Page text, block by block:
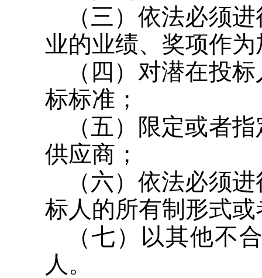
（三）依法必须
业的业绩、奖项作
（四）对潜在投
标标准；
（五）限定或者
供应商；
（六）依法必须
标人的所有制形式
（七）以其他不
人。